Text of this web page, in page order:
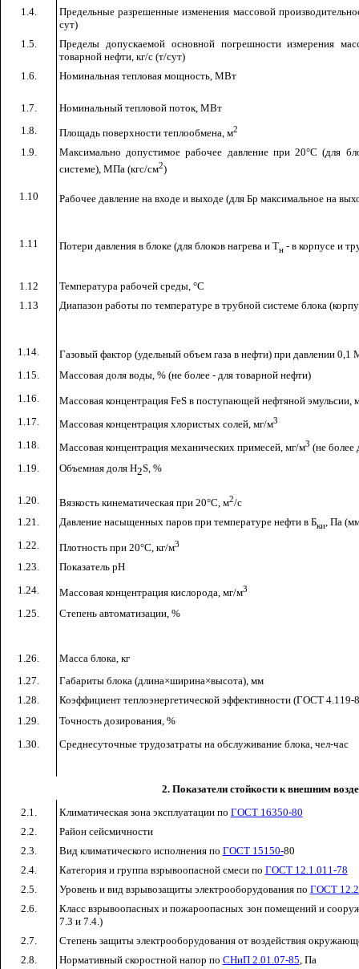
1.4.
Предельные разрешенные изменения массовой
сут)
1.5.
Пределы допускаемой основной погрешности измерения
товарной нефти, кг/с (т/сут)
1.6.
Номинальная тепловая мощность, МВт
1.7.
Номинальный тепловой поток, МВт
1.8.
Площадь поверхности теплообмена, м2
1.9.
Максимально допустимое рабочее давление при 20°С (для
системе), МПа (кгс/см2)
1.10 Рабочее давление на входе и выходе (для Бр максимальное на
1.11 Потери давления в блоке (для блоков нагрева и Тн- в корпусе и
1.12
Температура рабочей среды, °С
1.13
Диапазон работы по температуре в трубной системе блока
1.14.
Газовый фактор (удельный объем газа в нефти) при давлении
1.15.
Массовая доля воды, % (не более - для товарной нефти)
1.16.
Массовая концентрация FeSв поступающей нефтяной эмульсии,
1.17.
Массовая концентрация хлористых солей, мг/м3
1.18. Массовая концентрация механических примесей, мг/м3 (не более
1.19.
Объемная доля H2S, %
1.20. Вязкость кинематическая при 20°С, м2/с
1.21.
Давление насыщенных паров при температуре нефти в Бки, Па
1.22.
Плотность при 20°С, кг/м3
1.23.
Показатель рН
1.24.
Массовая концентрация кислорода, мг/м3
1.25. Степень автоматизации, %
1.26.
Масса блока, кг
1.27.
Габариты блока (длина×ширина×высота), мм
1.28.
Коэффициент теплоэнергетической эффективности (ГОСТ 4.119-
1.29.
Точность дозирования, %
1.30.
Среднесуточные трудозатраты на обслуживание блока, чел-час
2. Показатели стойкости к внешним
2.1.
Климатическая зона эксплуатации по ГОСТ 16350-80
2.2.
Район сейсмичности
2.3.
Вид климатического исполнения по ГОСТ 15150-80
2.4.
Категория и группа взрывоопасной смеси по ГОСТ 12.1.011-78
2.5.
Уровень и вид взрывозащиты электрооборудования по ГОСТ
2.6.
Класс взрывоопасных и пожароопасных зон помещений и
7.3 и 7.4.)
2.7.
Степень защиты электрооборудования от воздействия
2.8.
Нормативный скоростной напор по СНиП 2.01.07-85, Па